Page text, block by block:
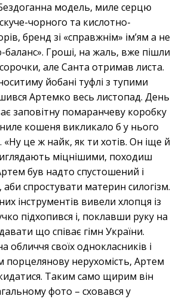
модель, миле серцю
чорного та кислотно-
бренд зі «справжнім» ім’ям а не
Гроші, на жаль, вже пішли
але Санта отримав листа.
йобані туфлі з тупими
Артемко весь листопад. День
заповітну помаранчеву коробку
кошеня викликало б у нього
«Ну це ж найк, як ти хотів. Он іще й
міцнішими, походиш
був надто спустошений і
аби спростувати материн силогізм.
інструментів вивели хлопця із
підхопився і, поклавши руку на
що співає гімн України.
обличчя своїх однокласників і
нерухомість, Артем
Таким само щирим він
фото – сховався у